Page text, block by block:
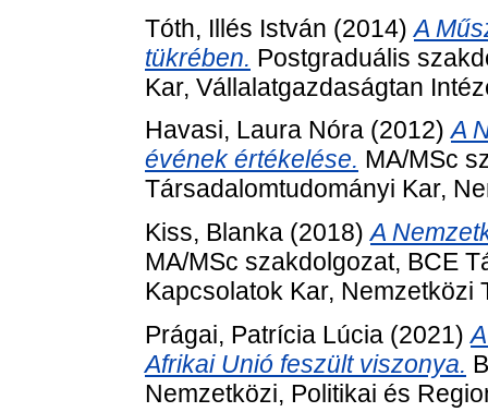
Tóth, Illés István (2014)A
tükrében. Postgraduális
Kar, Vállalatgazdaságtan
Havasi, Laura Nóra (2012)A
évének értékelése. MA/MSc
Társadalomtudományi Kar,
Kiss, Blanka (2018)A
MA/MSc szakdolgozat, BCE
Kapcsolatok Kar, Nemzetközi
Prágai, Patrícia Lúcia (2021)
Afrikai Unió feszült viszonya.
Nemzetközi, Politikai és